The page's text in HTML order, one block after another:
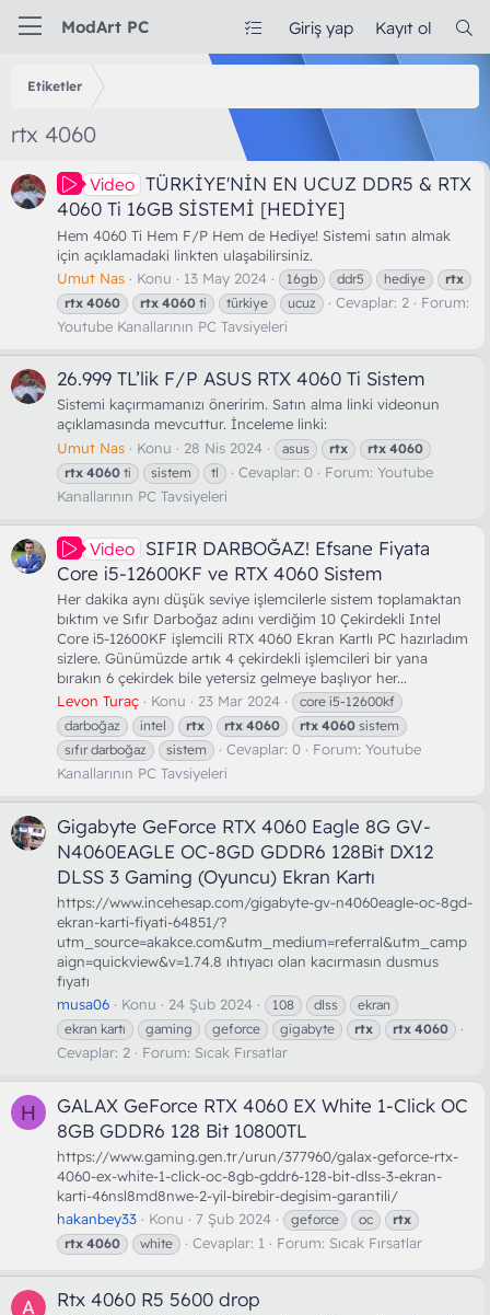
ModArt PC Giriş yap Kayıt ol
Etiketler
rtx 4060
Video TÜRKİYE'NİN EN UCUZ DDR5 & RTX
4060 Ti 16GB SİSTEMİ [HEDİYE]
Hem 4060 Ti Hem F/P Hem de Hediye! Sistemi satın almak
için açıklamadaki linkten ulaşabilirsiniz.
Umut Nas
Konu 13 May 2024 16gb ddr5 hediye
rtx
rtx 4060 rtx 4060 ti türkiye ucuz Cevaplar: 2
Forum:
Youtube Kanallarının PC Tavsiyeleri
26.999 TL’lik F/P ASUS RTX 4060 Ti Sistem
Sistemi kaçırmamanızı öneririm. Satın alma linki videonun
açıklamasında mevcuttur. İnceleme linki:
Umut Nas
Konu 28 Nis 2024 asus rtx rtx 4060
rtx 4060 ti sistem tl Cevaplar: 0 Forum: Youtube
Kanallarının PC Tavsiyeleri
Video SIFIR DARBOĞAZ! Efsane Fiyata
Core i5-12600KF ve RTX 4060 Sistem
Her dakika aynı düşük seviye işlemcilerle sistem toplamaktan
bıktım ve Sıfır Darboğaz adını verdiğim 10 Çekirdekli Intel
Core i5-12600KF işlemcili RTX 4060 Ekran Kartlı PC hazırladım
sizlere. Günümüzde artık 4 çekirdekli işlemcileri bir yana
bırakın 6 çekirdek bile yetersiz gelmeye başlıyor her...
Levon Turaç
Konu 23 Mar 2024
core i5-12600kf
darboğaz
intel rtx rtx 4060 rtx 4060 sistem
sıfır darboğaz
sistem Cevaplar: 0 Forum: Youtube
Kanallarının PC Tavsiyeleri
Gigabyte GeForce RTX 4060 Eagle 8G GV-
N4060EAGLE OC-8GD GDDR6 128Bit DX12
DLSS 3 Gaming (Oyuncu) Ekran Kartı
https://www.incehesap.com/gigabyte-gv-n4060eagle-oc-8gd-
ekran-karti-fiyati-64851/?
utm_source=akakce.com&utm_medium=referral&utm_camp
aign=quickview&v=1.74.8 ıhtıyacı olan kacırmasın dusmus
fıyatı
musa06
Konu 24 Şub 2024 108 dlss
ekran
ekran kartı
gaming geforce gigabyte rtx rtx 4060
Cevaplar: 2 Forum: Sıcak Fırsatlar
H
GALAX GeForce RTX 4060 EX White 1-Click OC
8GB GDDR6 128 Bit 10800TL
https://www.gaming.gen.tr/urun/377960/galax-geforce-rtx-
4060-ex-white-1-click-oc-8gb-gddr6-128-bit-dlss-3-ekran-
karti-46nsl8md8nwe-2-yil-birebir-degisim-garantili/
hakanbey33
Konu 7 Şub 2024 geforce oc
rtx
rtx 4060 white Cevaplar: 1 Forum: Sıcak Fırsatlar
Rtx 4060 R5 5600 drop